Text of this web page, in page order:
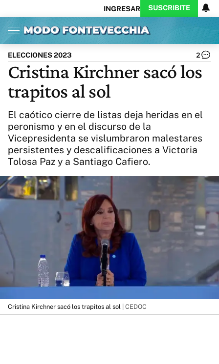
INGRESAR SUSCRIBITE
Inicio Ahora
Opinión
Política
Ciencia
Cultura
Arte
Educación
Internacional
Clima
CARAS
Exitoina
Videos
Córdoba
Reperfilar
Business
Noticias
Caras
Exitoina
Gaming
Vivo
Diario del Juicio
Actualidad
ELECCIONES 2023 2
Cristina Kirchner sacó los
trapitos al sol
El caótico cierre de listas deja heridas en el
peronismo y en el discurso de la
Vicepresidenta se vislumbraron malestares
persistentes y descalificaciones a Victoria
Tolosa Paz y a Santiago Cafiero.
Cristina Kirchner sacó los trapitos al sol | CEDOC